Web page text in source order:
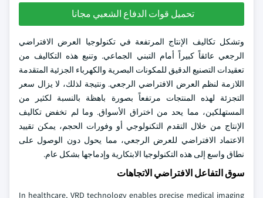
تحميل قوات الدفاع الشعبي مجانا
وتشكل تكاليف الإنتاج المرتفعة في تكنولوجيا العرض الافتراضي
الرجعي عائقاً كبيراً أمام التبني الجماعي. وتنبع هذه التكاليف من
تعقيدات التصنيع الدقيق للمكونات البصرية والكهرباء الجزئية المتقدمة
اللازمة لنظم العرض الافتراضي الرجعي. ونتيجة لذلك، لا يزال سعر
التجزئة لهذه المنتجات مرتفعاً بصورة باهظة بالنسبة لكثير من
المستهلكين، مما يحد من اختراق الأسواق. وما لم تخفض تكاليف
الإنتاج من خلال التقدم التكنولوجي أو وفورات الحجم، يمكن تقييد
الاعتماد الافتراضي للعرض الرجعي، مما يحول دون الوصول على
نطاق واسع إلى هذه التكنولوجيا الابتكارية وإدماجها بشكل عام.
سوق التفاعل الافتراضي الاتجاهات
In healthcare, VRD technology enables precise medical imaging